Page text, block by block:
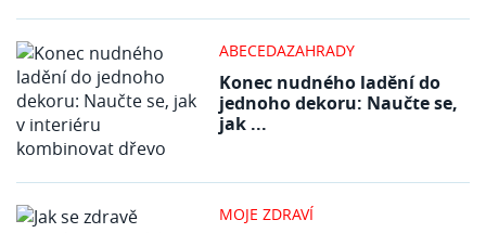
ABECEDAZAHRADY
Konec nudného ladění do
jednoho dekoru: Naučte se,
jak ...
MOJE ZDRAVÍ